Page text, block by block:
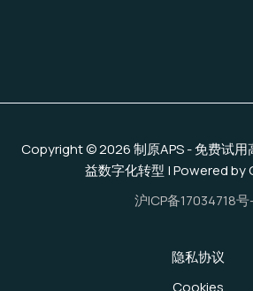
Copyright © 2026 制原APS - 免费试用
益数字化转型 | Powered by
沪ICP备17034718
隐私协议
Cookies